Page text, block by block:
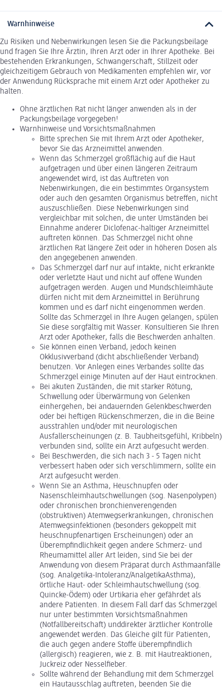
Warnhinweise
Zu Risiken und Nebenwirkungen lesen Sie die Packungsbeilage
und fragen Sie Ihre Ärztin, Ihren Arzt oder in Ihrer Apotheke. Bei
bestehenden Erkrankungen, Schwangerschaft, Stillzeit oder
gleichzeitigem Gebrauch von Medikamenten empfehlen wir, vor
der Anwendung Rücksprache mit einem Arzt oder Apotheker zu
halten.
Ohne ärztlichen Rat nicht länger anwenden als in der
Packungsbeilage vorgegeben!
Warnhinweise und Vorsichtsmaßnahmen
Bitte sprechen Sie mit Ihrem Arzt oder Apotheker,
bevor Sie das Arzneimittel anwenden.
Wenn das Schmerzgel großflächig auf die Haut
aufgetragen und über einen längeren Zeitraum
angewendet wird, ist das Auftreten von
Nebenwirkungen, die ein bestimmtes Organsystem
oder auch den gesamten Organismus betreffen, nicht
auszuschließen. Diese Nebenwirkungen sind
vergleichbar mit solchen, die unter Umständen bei
Einnahme anderer Diclofenac-haltiger Arzneimittel
auftreten können. Das Schmerzgel nicht ohne
ärztlichen Rat längere Zeit oder in höheren Dosen als
den angegebenen anwenden.
Das Schmerzgel darf nur auf intakte, nicht erkrankte
oder verletzte Haut und nicht auf offene Wunden
aufgetragen werden. Augen und Mundschleimhäute
dürfen nicht mit dem Arzneimittel in Berührung
kommen und es darf nicht eingenommen werden.
Sollte das Schmerzgel in Ihre Augen gelangen, spülen
Sie diese sorgfältig mit Wasser. Konsultieren Sie Ihren
Arzt oder Apotheker, falls die Beschwerden anhalten.
Sie können einen Verband, jedoch keinen
Okklusivverband (dicht abschließender Verband)
benutzen. Vor Anlegen eines Verbandes sollte das
Schmerzgel einige Minuten auf der Haut eintrocknen.
Bei akuten Zuständen, die mit starker Rötung,
Schwellung oder Überwärmung von Gelenken
einhergehen, bei andauernden Gelenkbeschwerden
oder bei heftigen Rückenschmerzen, die in die Beine
ausstrahlen und/oder mit neurologischen
Ausfallerscheinungen (z. B. Taubheitsgefühl, Kribbeln)
verbunden sind, sollte ein Arzt aufgesucht werden.
Bei Beschwerden, die sich nach 3 - 5 Tagen nicht
verbessert haben oder sich verschlimmern, sollte ein
Arzt aufgesucht werden.
Wenn Sie an Asthma, Heuschnupfen oder
Nasenschleimhautschwellungen (sog. Nasenpolypen)
oder chronischen bronchienverengenden
(obstruktiven) Atemwegserkrankungen, chronischen
Atemwegsinfektionen (besonders gekoppelt mit
heuschnupfenartigen Erscheinungen) oder an
Überempfindlichkeit gegen andere Schmerz- und
Rheumamittel aller Art leiden, sind Sie bei der
Anwendung von diesem Präparat durch Asthmaanfälle
(sog. Analgetika-Intoleranz/AnalgetikaAsthma),
örtliche Haut- oder Schleimhautschwellung (sog.
Quincke-Ödem) oder Urtikaria eher gefährdet als
andere Patienten. In diesem Fall darf das Schmerzgel
nur unter bestimmten Vorsichtsmaßnahmen
(Notfallbereitschaft) unddirekter ärztlicher Kontrolle
angewendet werden. Das Gleiche gilt für Patienten,
die auch gegen andere Stoffe überempfindlich
(allergisch) reagieren, wie z. B. mit Hautreaktionen,
Juckreiz oder Nesselfieber.
Sollte während der Behandlung mit dem Schmerzgel
ein Hautausschlag auftreten, beenden Sie die